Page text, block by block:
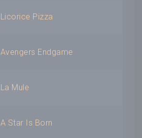
Licorice Pizza
Avengers Endgame
La Mule
A Star Is Born